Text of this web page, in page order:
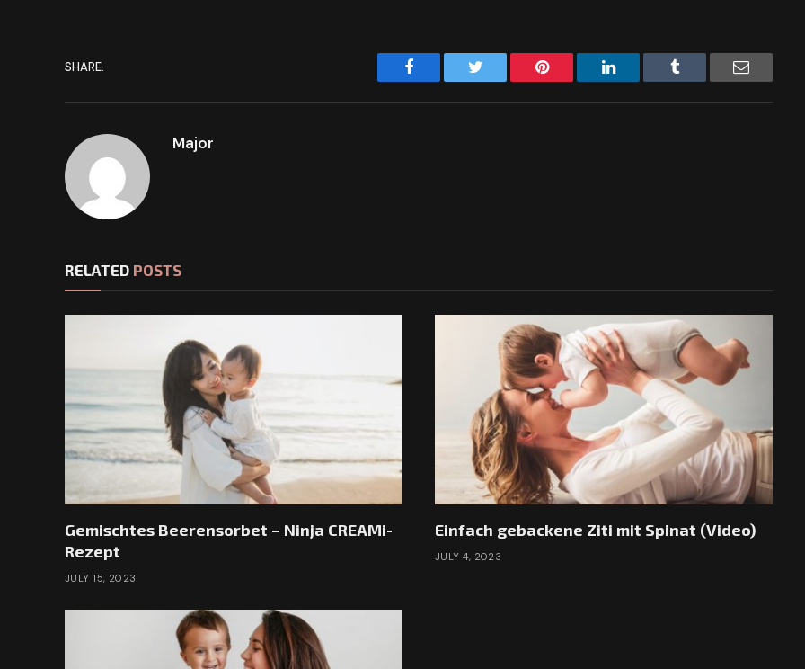
SHARE. Facebook Twitter Pinterest LinkedIn Tumblr Email
Major
RELATED POSTS
Gemischtes Beerensorbet – Ninja CREAMi-
Rezept
JULY 15, 2023
Einfach gebackene Ziti mit Spinat (Video)
JULY 4, 2023